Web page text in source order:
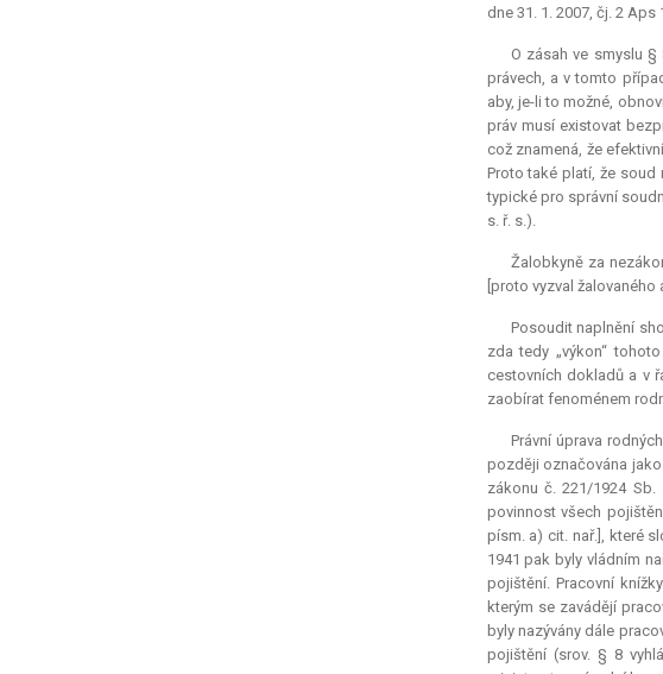
dne 31. 1. 2007, čj. 2
O zásah ve smyslu
právech, a v tomto
aby, je-li to možné,
práv musí existovat
což znamená, že
Proto také platí, že soud
typické pro správní
s. ř. s.).
Žalobkyně za
[proto vyzval
Posoudit naplnění
zda tedy „výkon“
cestovních dokladů a v
zaobírat fenoménem
Právní úprava
později označována
zákonu č. 221/1924
povinnost všech
písm. a) cit. nař.], které
1941 pak byly vládním
pojištění. Pracovní
kterým se zavádějí
byly nazývány dále
pojištění (srov. § 8